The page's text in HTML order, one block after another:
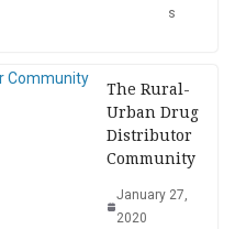
s
The Rural-
Urban Drug
Distributor
Community
January 27,
2020